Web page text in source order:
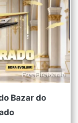
Bazar do